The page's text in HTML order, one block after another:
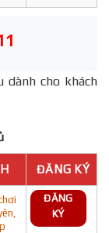
dành cho khách
ĐĂNG KÝ
ĐĂNG
KÝ